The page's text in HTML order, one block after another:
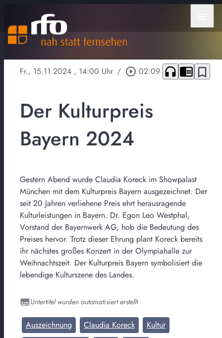
Fr., 15.11.2024 , 14:00 Uhr / play_circle_outline 02:09 headphones chrome_reader_mode bookmark_border
Der Kulturpreis
Bayern 2024
Gestern Abend wurde Claudia Koreck im Showpalast
München mit dem Kulturpreis Bayern ausgezeichnet. Der
seit 20 Jahren verliehene Preis ehrt herausragende
Kulturleistungen in Bayern. Dr. Egon Leo Westphal,
Vorstand der Bayernwerk AG, hob die Bedeutung des
Preises hervor. Trotz dieser Ehrung plant Koreck bereits
ihr nächstes großes Konzert in der Olympiahalle zur
Weihnachtszeit. Der Kulturpreis Bayern symbolisiert die
lebendige Kulturszene des Landes.
Untertitel wurden automatisiert erstellt
Auszeichnung Claudia Koreck
Kultur